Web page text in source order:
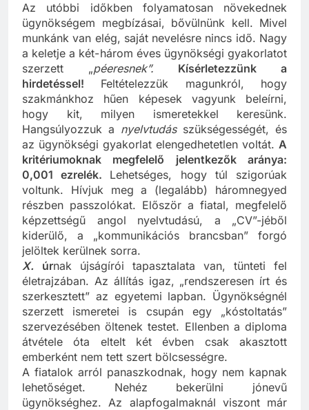
Az utóbbi időkben folyamatosan növekednek
ügynökségem megbízásai, bővülnünk kell. Mivel
munkánk van elég, saját nevelésre nincs idő. Nagy
a keletje a két-három éves ügynökségi gyakorlatot
szerzett „péeresnek”.
Kísérletezzünk a
hirdetéssel! Feltételezzük magunkról, hogy
szakmánkhoz hűen képesek vagyunk beleírni,
hogy kit, milyen ismeretekkel keresünk.
Hangsúlyozzuk a nyelvtudás szükségességét, és
az ügynökségi gyakorlat elengedhetetlen voltát. A
kritériumoknak megfelelő jelentkezők aránya:
0,001 ezrelék. Lehetséges, hogy túl szigorúak
voltunk. Hívjuk meg a (legalább) háromnegyed
részben passzolókat. Először a fiatal, megfelelő
képzettségű angol nyelvtudású, a „CV”-jéből
kiderülő, a „kommunikációs brancsban” forgó
jelöltek kerülnek sorra.
X.
úrnak újságírói tapasztalata van, tünteti fel
életrajzában. Az állítás igaz, „rendszeresen írt és
szerkesztett” az egyetemi lapban. Ügynökségnél
szerzett ismeretei is csupán egy „kóstoltatás”
szervezésében öltenek testet. Ellenben a diploma
átvétele óta eltelt két évben csak akasztott
emberként nem tett szert bölcsességre.
A fiatalok arról panaszkodnak, hogy nem kapnak
lehetőséget. Nehéz bekerülni jónevű
ügynökséghez. Az alapfogalmaknál viszont már